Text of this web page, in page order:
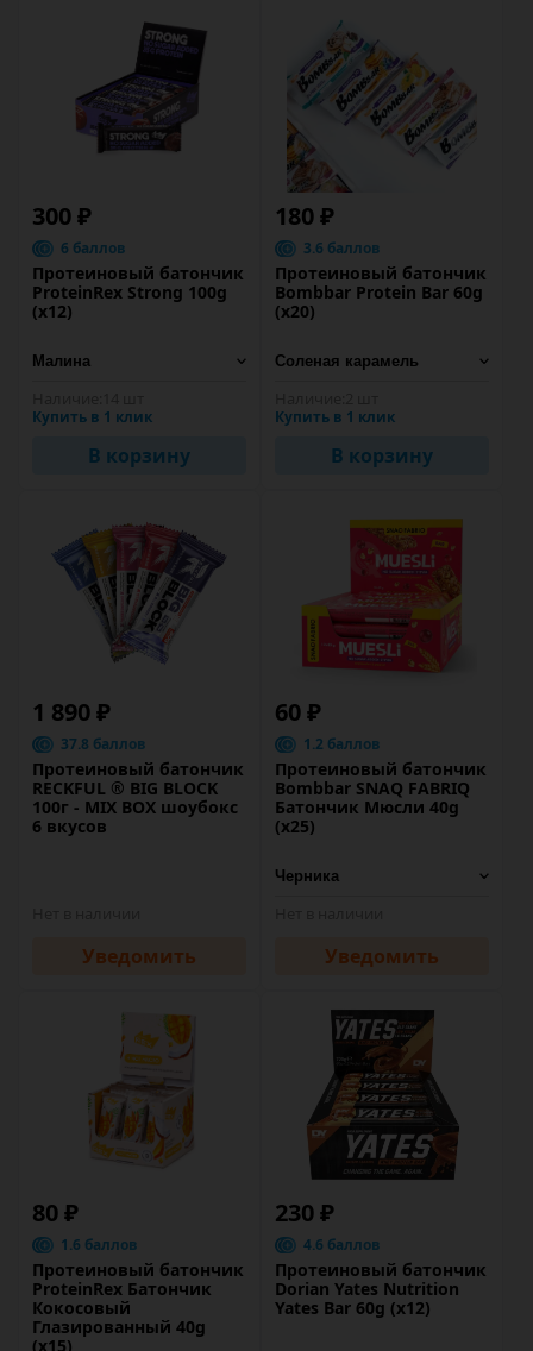
300 ₽
6 баллов
Протеиновый батончик
ProteinRex Strong 100g
(х12)
Купить в 1 клик
В корзину
180 ₽
3.6 баллов
Протеиновый батончик
Bombbar Protein Bar 60g
(х20)
Купить в 1 клик
В корзину
1 890 ₽
37.8 баллов
Протеиновый батончик
RECKFUL ® BIG BLOCK
100г - MIX BOX шоубокс
6 вкусов
Уведомить
60 ₽
1.2 баллов
Протеиновый батончик
Bombbar SNAQ FABRIQ
Батончик Мюсли 40g
(х25)
Уведомить
80 ₽
1.6 баллов
Протеиновый батончик
ProteinRex Батончик
Кокосовый
Глазированный 40g
(x15)
230 ₽
4.6 баллов
Протеиновый батончик
Dorian Yates Nutrition
Yates Bar 60g (x12)